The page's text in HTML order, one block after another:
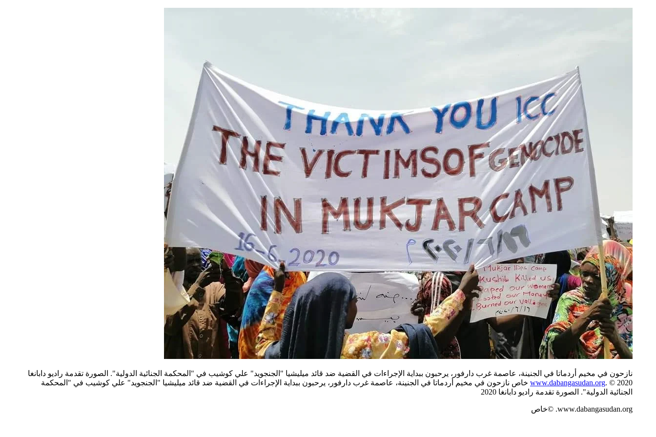
نازحون في مخيم أردماتا في الجنينة، عاصمة غرب دارفور، يرحبون ببداية الإجراءات في القضية ضد قائد ميليشيا "الجنجويد" علي كوشيب في "المحكمة الجنائية الدولية". الصورة تقدمة راديو دابانغا
www.dabangasudan.org . © 2020 خاص نازحون في مخيم أردماتا في الجنينة، عاصمة غرب دارفور، يرحبون ببداية الإجراءات في القضية ضد قائد ميليشيا "الجنجويد" علي كوشيب في "المحكمة
الجنائية الدولية". الصورة تقدمة راديو دابانغا 2020
www.dabangasudan.org. ©خاص